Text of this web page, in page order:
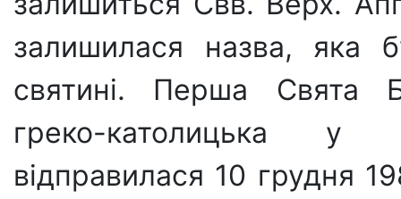
залишилася назва, яка
святині. Перша Свята
греко-католицька у
відправилася 10 грудня